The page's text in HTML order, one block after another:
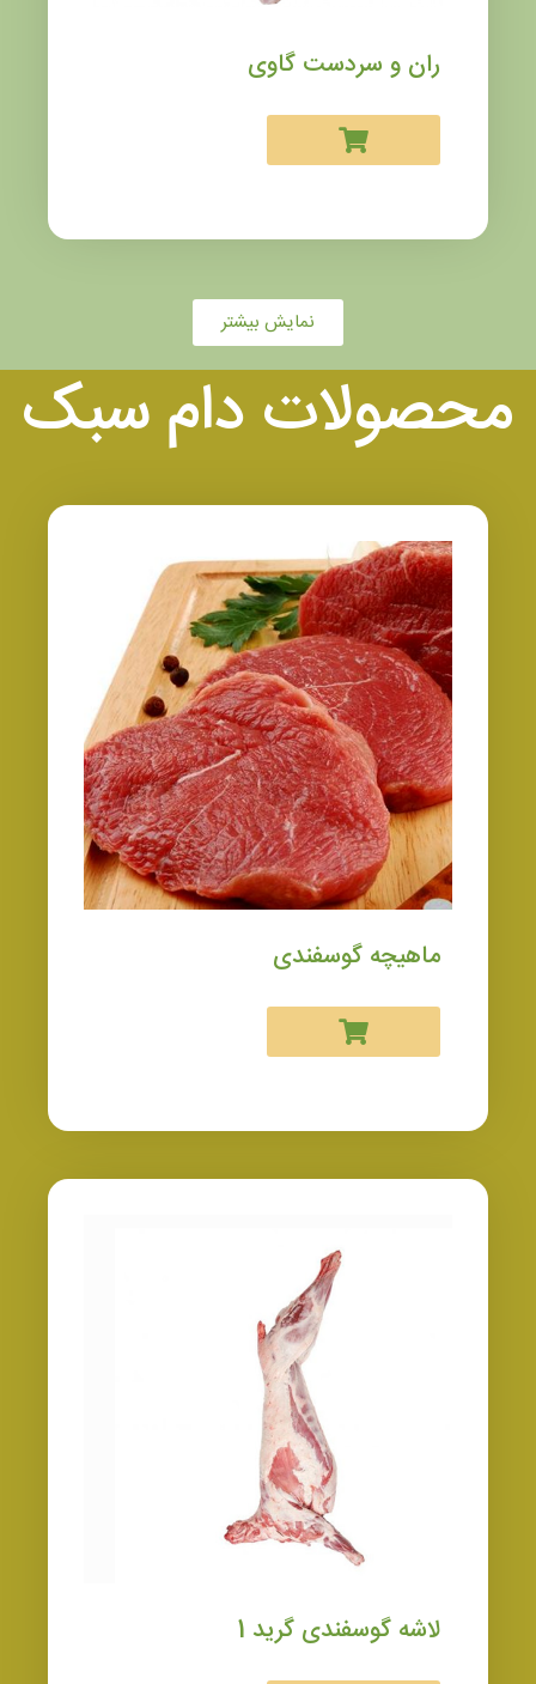
ران و سردست گاوی
نمایش بیشتر
محصولات دام سبک
ماهیچه گوسفندی
لاشه گوسفندی گرید 1